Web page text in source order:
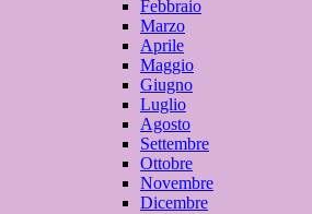
Febbraio
Marzo
Aprile
Maggio
Giugno
Luglio
Agosto
Settembre
Ottobre
Novembre
Dicembre